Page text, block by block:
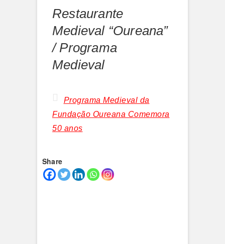
Restaurante
Medieval “Oureana”
/ Programa
Medieval
Programa Medieval da
Fundação Oureana Comemora
50 anos
Share